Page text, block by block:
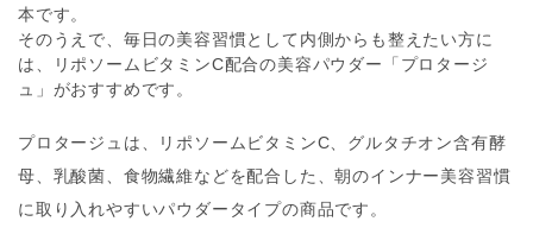
本です。
そのうえで、毎日の美容習慣として内側からも整えたい方に
は、リポソームビタミンC配合の美容パウダー「プロタージ
ュ」がおすすめです。
プロタージュは、リポソームビタミンC、グルタチオン含有酵
母、乳酸菌、食物繊維などを配合した、朝のインナー美容習慣
に取り入れやすいパウダータイプの商品です。